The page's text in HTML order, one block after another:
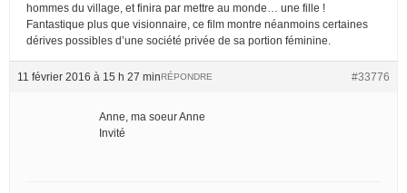
hommes du village, et finira par mettre au monde… une fille !
Fantastique plus que visionnaire, ce film montre néanmoins certaines
dérives possibles d’une société privée de sa portion féminine.
11 février 2016 à 15 h 27 min #33776
RÉPONDRE
Anne, ma soeur Anne
Invité